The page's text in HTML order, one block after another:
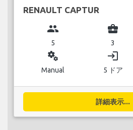
RENAULT CAPTUR
group
5
business_center
3
miscellaneous_services
Manual
login
5 ドア
詳細表示...